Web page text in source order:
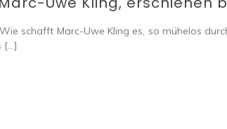
schafft Marc-Uwe Kling es, so mühelos
[…]